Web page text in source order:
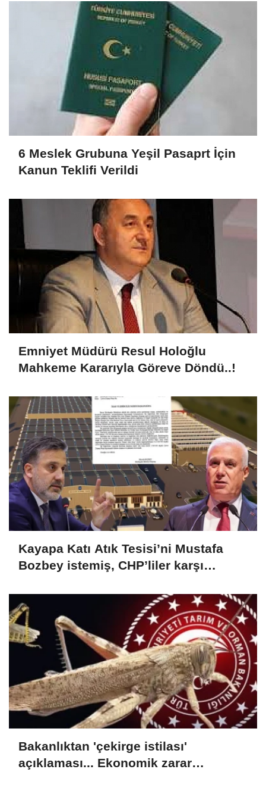
6 Meslek Grubuna Yeşil Pasaprt İçin
Kanun Teklifi Verildi
Emniyet Müdürü Resul Holoğlu
Mahkeme Kararıyla Göreve Döndü..!
Kayapa Katı Atık Tesisi’ni Mustafa
Bozbey istemiş, CHP’liler karşı
Bakanlıktan 'çekirge istilası'
açıklaması... Ekonomik zarar